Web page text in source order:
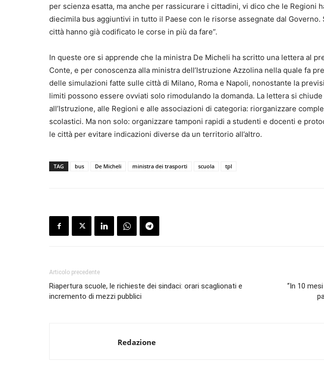
per scienza esatta, ma anche per rassicurare i cittadini, vi dico che le Regioni
diecimila bus aggiuntivi in tutto il Paese con le risorse assegnate dal
città hanno già codificato le corse in più da fare”.
In queste ore si apprende che la ministra De Micheli ha scritto una lettera al
Conte, e per conoscenza alla ministra dell’Istruzione Azzolina nella quale fa
delle simulazioni fatte sulle città di Milano, Roma e Napoli, nonostante la
limiti possono essere ovviati solo rimodulando la domanda. La lettera si
all’Istruzione, alle Regioni e alle associazioni di categoria: riorganizzare
scolastici. Ma non solo: organizzare tamponi rapidi a studenti e docenti e
le città per evitare indicazioni diverse da un territorio all’altro.
TAG bus De Micheli ministra dei trasporti scuola tpl
Articolo precedente
Riapertura scuole, le richieste dei sindaci: orari scaglionati e
incremento di mezzi pubblici
“In 10
Redazione